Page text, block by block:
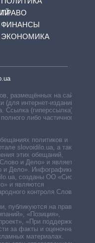
ПРАВО
ФИНАНСЫ
ЭКОНОМИКА
размещённых на сайте,
(для интернет-изданий —
Ссылка (гиперссылка)
либо частичного
политиков и
slovoidilo.ua, а также
этих обещаний,
и Дело» и является
Дело». Инфографики,
созданы ОО «Система
и являются
контроля Слово и
публикуются на правах
«Позиция»,
«При поддержке».
за факты и оценочные
материалах.